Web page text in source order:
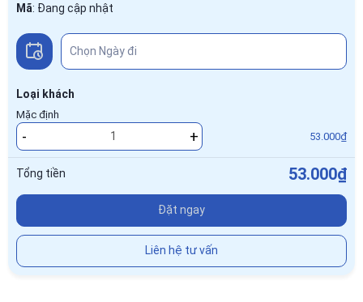
Mã: Đang cập nhật
Loại khách
Mặc định
- + 53.000₫
Tổng tiền 53.000₫
Đặt ngay
Liên hệ tư vấn